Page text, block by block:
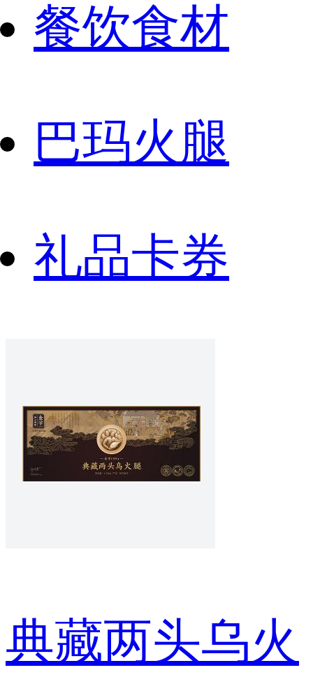
餐饮食材
巴玛火腿
礼品卡券
典藏两头乌火